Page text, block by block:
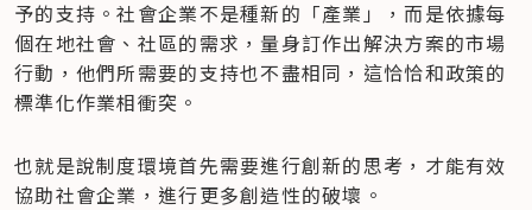
予的支持。社會企業不是種新的「產業」，而是依據每
個在地社會、社區的需求，量身訂作出解決方案的市場
行動，他們所需要的支持也不盡相同，這恰恰和政策的
標準化作業相衝突。
也就是說制度環境首先需要進行創新的思考，才能有效
協助社會企業，進行更多創造性的破壞。